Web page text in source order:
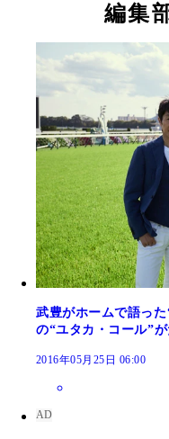
編集
武豊がホームで語っ
の“ユタカ・コール”
2016年05月25日 06:00